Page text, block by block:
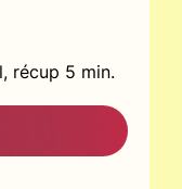
récup 5 min.